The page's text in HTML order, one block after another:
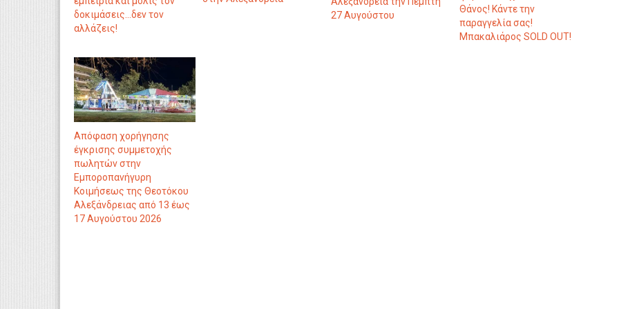
δοκιμάσεις...δεν τον
αλλάζεις!
27 Αυγούστου
Θάνος! Κάντε την
παραγγελία σας!
Μπακαλιάρος SOLD OUT!
Απόφαση χορήγησης
έγκρισης συμμετοχής
πωλητών στην
Εμποροπανήγυρη
Κοιμήσεως της Θεοτόκου
Αλεξάνδρειας από 13 έως
17 Αυγούστου 2026